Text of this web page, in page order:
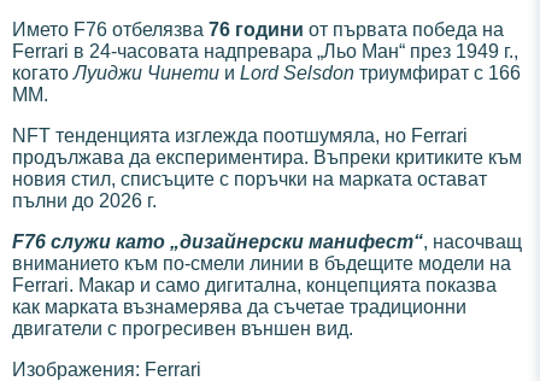
Името F76 отбелязва 76 години от първата победа на
Ferrari в 24-часовата надпревара „Льо Ман“ през 1949 г.,
когатоЛуиджи Чинети и Lord Selsdon триумфират с 166
MM.
NFT тенденцията изглежда поотшумяла, но Ferrari
продължава да експериментира. Въпреки критиките към
новия стил, списъците с поръчки на марката остават
пълни до 2026 г.
F76 служи като „дизайнерски манифест“, насочващ
вниманието към по-смели линии в бъдещите модели на
Ferrari. Макар и само дигитална, концепцията показва
как марката възнамерява да съчетае традиционни
двигатели с прогресивен външен вид.
Изображения: Ferrari